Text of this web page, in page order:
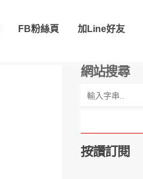
FB粉絲頁 加Line好友
網站搜尋
按讚訂閱